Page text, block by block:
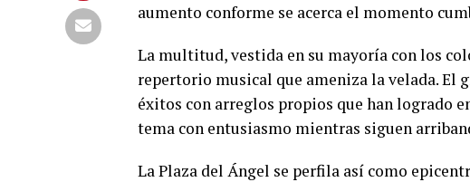
aumento conforme se acerca el momento
La multitud, vestida en su mayoría con los
repertorio musical que ameniza la velada. El
éxitos con arreglos propios que han logrado
tema con entusiasmo mientras siguen
La Plaza del Ángel se perfila así como